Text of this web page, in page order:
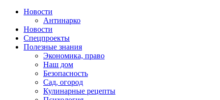
Новости
Антинарко
Новости
Спецпроекты
Полезные знания
Экономика, право
Наш дом
Безопасность
Сад, огород
Кулинарные рецепты